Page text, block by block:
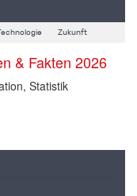
Zukunft
& Fakten 2026
Statistik